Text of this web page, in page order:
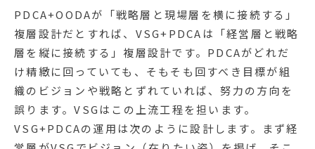
PDCA+OODAが「戦略層と現場層を横に接続する」
複層設計だとすれば、VSG+PDCAは「経営層と戦略
層を縦に接続する」複層設計です。PDCAがどれだ
け精緻に回っていても、そもそも回すべき目標が組
織のビジョンや戦略とずれていれば、努力の方向を
誤ります。VSGはこの上流工程を担います。
VSG+PDCAの運用は次のように設計します。まず経